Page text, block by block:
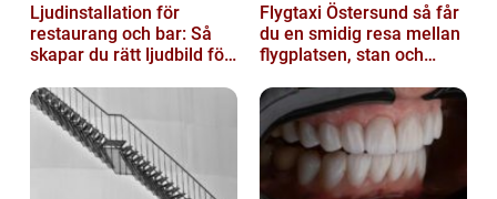
Ljudinstallation för
restaurang och bar: Så
skapar du rätt ljudbild för
Flygtaxi Östersund så får
du en smidig resa mellan
flygplatsen, stan och